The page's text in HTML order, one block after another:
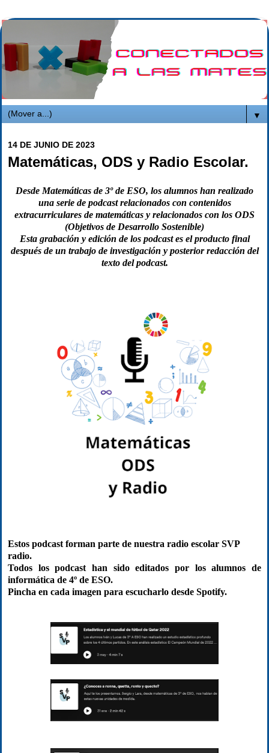
▼
14 DE JUNIO DE 2023
Matemáticas, ODS y Radio Escolar.
Desde Matemáticas de 3º de ESO, los alumnos han realizado
una serie de podcast relacionados con contenidos
extracurriculares de matemáticas y relacionados con los ODS
(Objetivos de Desarrollo Sostenible)
Esta grabación y edición de los podcast es el producto final
después de un trabajo de investigación y posterior redacción del
texto del podcast.
Estos podcast forman parte de nuestra radio escolar SVP
radio.
Todos los podcast han sido editados por los alumnos de
informática de 4º de ESO.
Pincha en cada imagen para escucharlo desde Spotify.